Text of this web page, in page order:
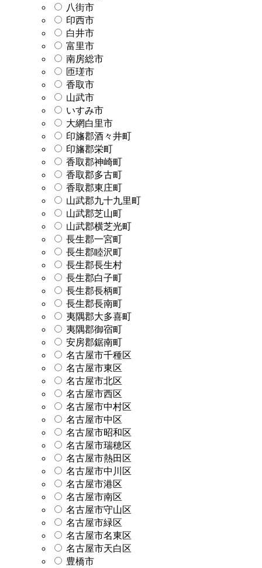
八街市
印西市
白井市
富里市
南房総市
匝瑳市
香取市
山武市
いすみ市
大網白里市
印旛郡酒々井町
印旛郡栄町
香取郡神崎町
香取郡多古町
香取郡東庄町
山武郡九十九里町
山武郡芝山町
山武郡横芝光町
長生郡一宮町
長生郡睦沢町
長生郡長生村
長生郡白子町
長生郡長柄町
長生郡長南町
夷隅郡大多喜町
夷隅郡御宿町
安房郡鋸南町
名古屋市千種区
名古屋市東区
名古屋市北区
名古屋市西区
名古屋市中村区
名古屋市中区
名古屋市昭和区
名古屋市瑞穂区
名古屋市熱田区
名古屋市中川区
名古屋市港区
名古屋市南区
名古屋市守山区
名古屋市緑区
名古屋市名東区
名古屋市天白区
豊橋市